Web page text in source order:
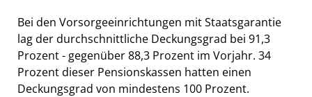
Bei den Vorsorgeeinrichtungen mit Staatsgarantie
lag der durchschnittliche Deckungsgrad bei 91,3
Prozent - gegenüber 88,3 Prozent im Vorjahr. 34
Prozent dieser Pensionskassen hatten einen
Deckungsgrad von mindestens 100 Prozent.